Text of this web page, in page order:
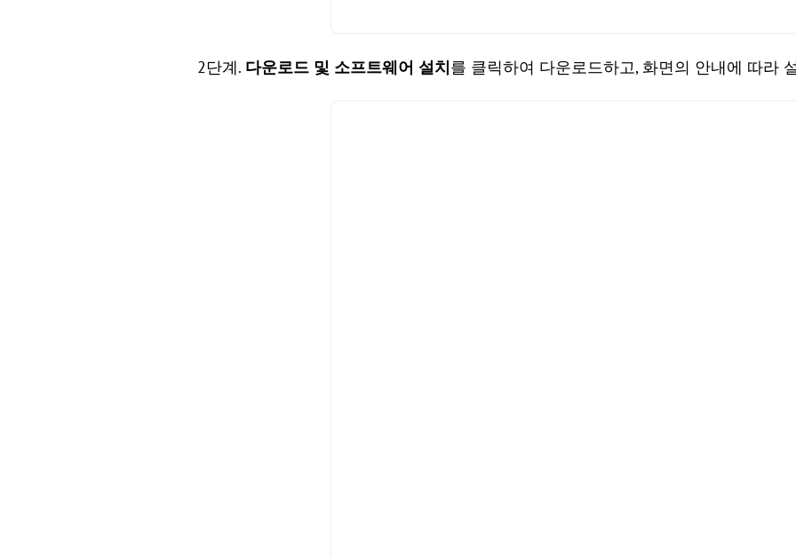
2단계. 다운로드 및 소프트웨어 설치를 클릭하여 다운로드하고, 화면의 안내에 따라